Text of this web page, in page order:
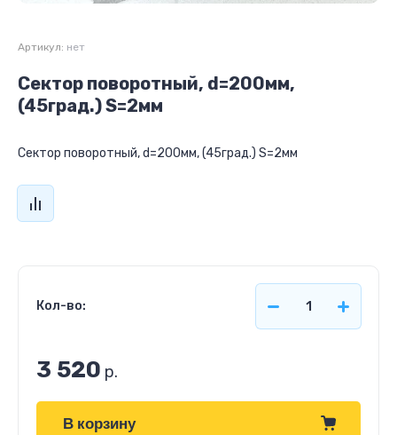
Артикул: нет
Сектор поворотный, d=200мм,
(45град.) S=2мм
Сектор поворотный, d=200мм, (45град.) S=2мм
Кол-во:
3 520 р.
В корзину